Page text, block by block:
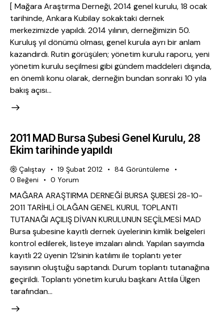
[ Mağara Araştırma Derneği, 2014 genel kurulu, 18 ocak
tarihinde, Ankara Kubilay sokaktaki dernek
merkezimizde yapıldı. 2014 yılının, derneğimizin 50.
Kuruluş yıl dönümü olması, genel kurula ayrı bir anlam
kazandırdı. Rutin görüşülen; yönetim kurulu raporu, yeni
yönetim kurulu seçilmesi gibi gündem maddeleri dışında,
en önemli konu olarak, derneğin bundan sonraki 10 yıla
bakış açısı…
2011 MAD Bursa Şubesi Genel Kurulu, 28
Ekim tarihinde yapıldı
Çalıştay 19 Şubat 2012 84 Görüntüleme
0 Beğeni 0 Yorum
MAĞARA ARAŞTIRMA DERNEĞİ BURSA ŞUBESİ 28-10-
2011 TARİHLİ OLAĞAN GENEL KURUL TOPLANTI
TUTANAĞI AÇILIŞ DİVAN KURULUNUN SEÇİLMESİ MAD
Bursa şubesine kayıtlı dernek üyelerinin kimlik belgeleri
kontrol edilerek, listeye imzaları alındı. Yapılan sayımda
kayıtlı 22 üyenin 12’sinin katılımı ile toplantı yeter
sayısının oluştuğu saptandı. Durum toplantı tutanağına
geçirildi. Toplantı yönetim kurulu başkanı Attila Ülgen
tarafından…